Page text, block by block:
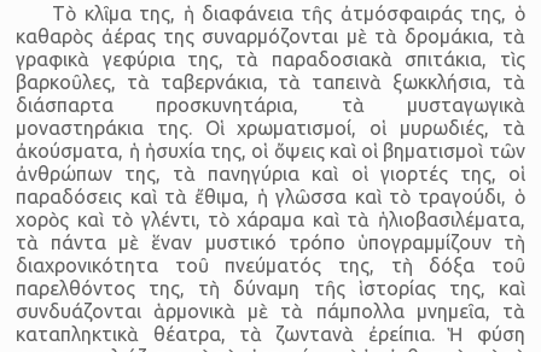
Τὸ κλῖμα της, ἡ διαφάνεια τῆς ἀτμόσφαιράς της, ὁ
καθαρὸς ἀέρας της συναρμόζονται μὲ τὰ δρομάκια, τὰ
γραφικὰ γεφύρια της, τὰ παρα­δοσιακὰ σπιτάκια, τὶς
βαρκοῦλες, τὰ ταβερνάκια, τὰ ταπεινὰ ξωκκλήσια, τὰ
διάσπαρτα προσκυνητάρια, τὰ μυσταγωγικὰ
μοναστηράκια της. Οἱ χρωματισμοί, οἱ μυρωδιές, τὰ
ἀκούσματα, ἡ ἡσυχία της, οἱ ὄψεις καὶ οἱ βηματισμοὶ τῶν
ἀνθρώπων της, τὰ πανηγύρια καὶ οἱ γιορτές της, οἱ
παραδόσεις καὶ τὰ ἔθιμα, ἡ γλῶσσα καὶ τὸ τραγούδι, ὁ
χορὸς καὶ τὸ γλέντι, τὸ χάραμα καὶ τὰ ἡλιοβασιλέματα,
τὰ πάντα μὲ ἕναν μυστικό τρόπο ὑπογραμμίζουν τὴ
διαχρονικότητα τοῦ πνεύματός της, τὴ δόξα τοῦ
παρελθόντος της, τὴ δύναμη τῆς ἱστορίας της, καὶ
συνδυάζονται ἁρμονικὰ μὲ τὰ πάμπολλα μνημεῖα, τὰ
καταπληκτικὰ θέατρα, τὰ ζωντα­νὰ ἐρείπια. Ἡ φύση